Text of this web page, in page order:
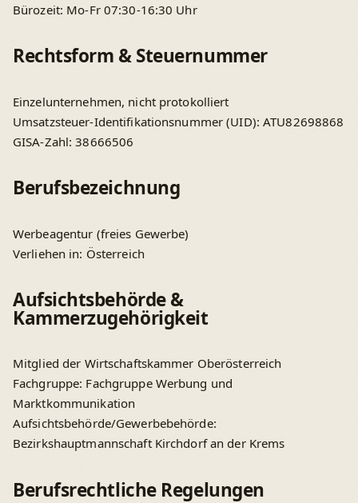
Bürozeit: Mo-Fr 07:30-16:30 Uhr
Rechtsform & Steuernummer
Einzelunternehmen, nicht protokolliert
Umsatzsteuer-Identifikationsnummer (UID): ATU82698868
GISA-Zahl: 38666506
Berufsbezeichnung
Werbeagentur (freies Gewerbe)
Verliehen in: Österreich
Aufsichtsbehörde &
Kammerzugehörigkeit
Mitglied der Wirtschaftskammer Oberösterreich
Fachgruppe: Fachgruppe Werbung und
Marktkommunikation
Aufsichtsbehörde/Gewerbebehörde:
Bezirkshauptmannschaft Kirchdorf an der Krems
Berufsrechtliche Regelungen